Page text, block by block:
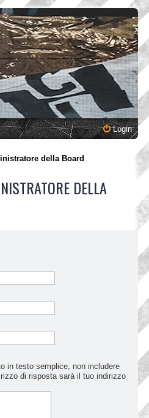
Login
della Board
DELLA
in testo semplice, non includere
di risposta sarà il tuo indirizzo